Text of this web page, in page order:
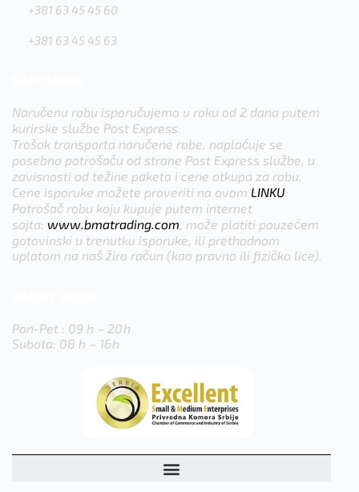
+381 63 45 45 60
+381 63 45 45 63
Naručenu robu isporučujemo u roku od 2 dana putem
kurirske službe Post Express.
Trošak transporta naručene robe, naplaćuje se
posebno potrošaču od strane Post Express službe, u
zavisnosti od težine paketa i cene otkupa za robu.
Cene isporuke možete proveriti na ovom LINKU:
Potrošač robu koju kupuje putem internet
sajta: www.bmatrading.com, može platiti pouzećem
gotovinski u trenutku isporuke, ili prethodnom
uplatom na naš žiro račun (kao pravno ili fizičko lice).
Pon-Pet : 09 h – 20h
Subota: 08 h – 16h